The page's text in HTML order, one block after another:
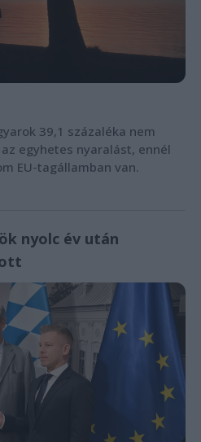
39,1 százaléka nem
egyhetes nyaralást, ennél
EU-tagállamban van.
nyolc év után